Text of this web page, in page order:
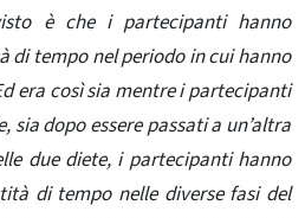
è che i partecipanti hanno
di tempo nel periodo in cui hanno
era così sia mentre i partecipanti
sia dopo essere passati a un’altra
due diete, i partecipanti hanno
di tempo nelle diverse fasi del